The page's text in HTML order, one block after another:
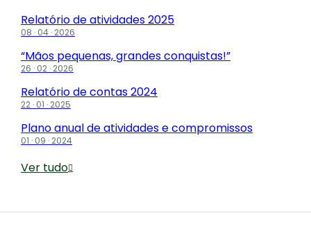
Relatório de atividades 2025
08 · 04 · 2026
“Mãos pequenas, grandes conquistas!”
26 · 02 · 2026
Relatório de contas 2024
22 · 01 · 2025
Plano anual de atividades e compromissos
01 · 09 · 2024
Ver tudo